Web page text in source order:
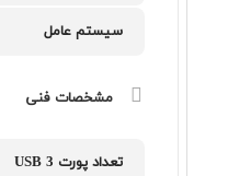
سیستم عامل
مشخصات فنی
تعداد پورت USB 3